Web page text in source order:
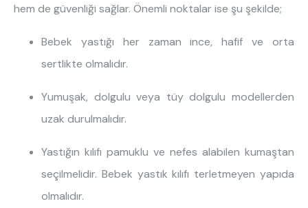
hem de güvenliği sağlar. Önemli noktalar ise şu şekilde;
Bebek yastığı her zaman ince, hafif ve orta
sertlikte olmalıdır.
Yumuşak, dolgulu veya tüy dolgulu modellerden
uzak durulmalıdır.
Yastığın kılıfı pamuklu ve nefes alabilen kumaştan
seçilmelidir. Bebek yastık kılıfı terletmeyen yapıda
olmalıdır.